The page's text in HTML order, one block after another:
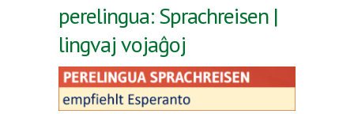
perelingua: Sprachreisen |
lingvaj vojaĝoj